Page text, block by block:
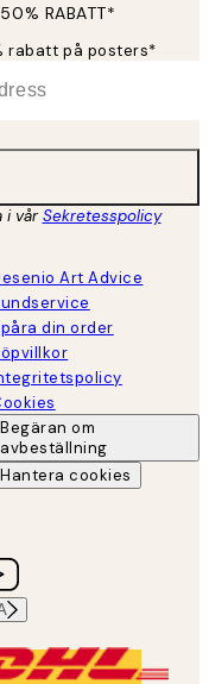
RABATT*
rabatt på posters*
i vårSekretesspolicy
Art Advice
din order
Begäran om
avbeställning
Hantera cookies